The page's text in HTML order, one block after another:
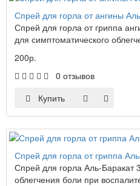
Спрей для горла от ангины
Спрей для горла от гриппа
для симптоматического
200р.
0 отзывов
Купить
Спрей для горла от гриппа
Спрей для горла Аль-Баракат
облегчения боли при